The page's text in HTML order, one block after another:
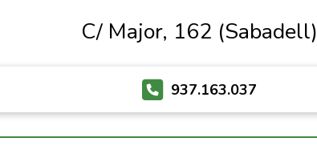
C/ Major, 162 (Sabadell)
937.163.037